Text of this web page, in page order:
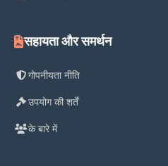
सहायता और समर्थन
गोपनीयता नीति
उपयोग की शर्तें
के बारे में